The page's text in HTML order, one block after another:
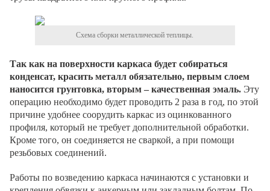
Схема сборки металлической теплицы.
Так как на поверхности каркаса будет собираться
конденсат, красить металл обязательно, первым слоем
наносится грунтовка, вторым – качественная эмаль. Эту
операцию необходимо будет проводить 2 раза в год, по этой
причине удобнее соорудить каркас из оцинкованного
профиля, который не требует дополнительной обработки.
Кроме того, он соединяется не сваркой, а при помощи
резьбовых соединений.
Работы по возведению каркаса начинаются с установки и